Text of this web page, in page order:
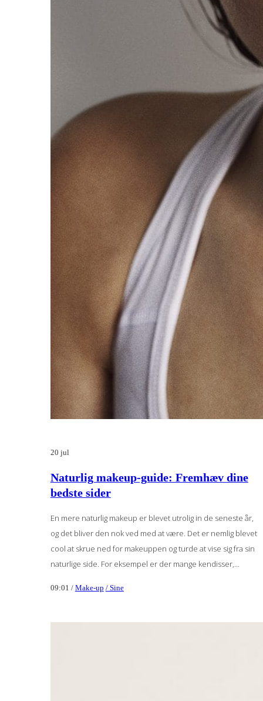
20 jul
Naturlig makeup-guide: Fremhæv dine
bedste sider
En mere naturlig makeup er blevet utrolig in de seneste år,
og det bliver den nok ved med at være. Det er nemlig blevet
cool at skrue ned for makeuppen og turde at vise sig fra sin
naturlige side. For eksempel er der mange kendisser,...
09:01 / Make-up / Sine